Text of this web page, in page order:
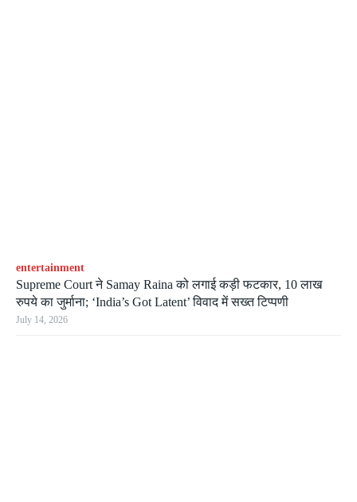
entertainment
Supreme Court ने Samay Raina को लगाई कड़ी फटकार, 10 लाख
रुपये का जुर्माना; ‘India’s Got Latent’ विवाद में सख्त टिप्पणी
July 14, 2026